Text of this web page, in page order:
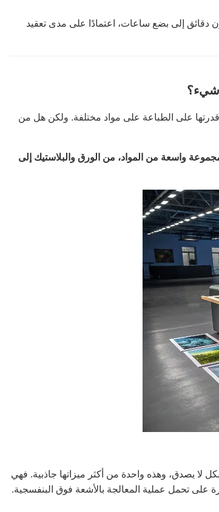
إلى بضع ساعات، اعتمادًا على مدى تعقيد
شيء؟
قدرتها على الطباعة على مواد مختلفة. ولكن هل من
واسعة من المواد، من الورق والبلاستيك إلى
لا يصدق، وهذه واحدة من أكثر ميزاتها جاذبية. فهي
تحمل عملية المعالجة بالأشعة فوق البنفسجية.